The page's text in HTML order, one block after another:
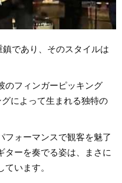
であり、そのスタイルは
のフィンガーピッキング
によって生まれる独特の
フォーマンスで観客を魅了
ターを奏でる姿は、まさに
います。